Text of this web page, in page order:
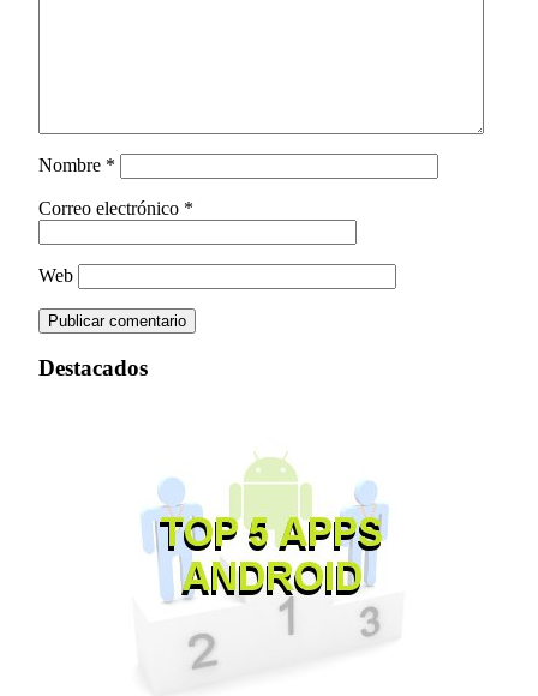
Nombre *
Correo electrónico *
Web
Destacados